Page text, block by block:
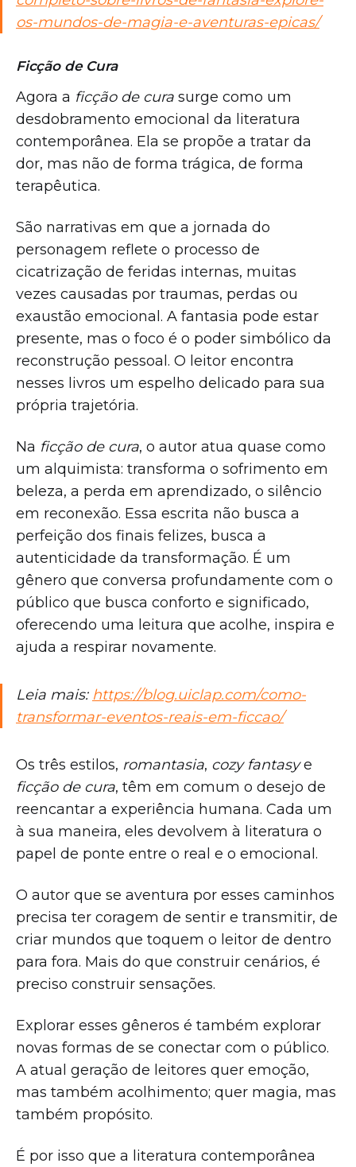
os-mundos-de-magia-e-aventuras-epicas/
Ficção de Cura
Agora a ficção de cura surge como um
desdobramento emocional da literatura
contemporânea. Ela se propõe a tratar da
dor, mas não de forma trágica, de forma
terapêutica.
São narrativas em que a jornada do
personagem reflete o processo de
cicatrização de feridas internas, muitas
vezes causadas por traumas, perdas ou
exaustão emocional. A fantasia pode estar
presente, mas o foco é o poder simbólico da
reconstrução pessoal. O leitor encontra
nesses livros um espelho delicado para sua
própria trajetória.
Na ficção de cura, o autor atua quase como
um alquimista: transforma o sofrimento em
beleza, a perda em aprendizado, o silêncio
em reconexão. Essa escrita não busca a
perfeição dos finais felizes, busca a
autenticidade da transformação. É um
gênero que conversa profundamente com o
público que busca conforto e significado,
oferecendo uma leitura que acolhe, inspira e
ajuda a respirar novamente.
Leia mais: https://blog.uiclap.com/como-
transformar-eventos-reais-em-ficcao/
Os três estilos, romantasia, cozy fantasye
ficção de cura, têm em comum o desejo de
reencantar a experiência humana. Cada um
à sua maneira, eles devolvem à literatura o
papel de ponte entre o real e o emocional.
O autor que se aventura por esses caminhos
precisa ter coragem de sentir e transmitir, de
criar mundos que toquem o leitor de dentro
para fora. Mais do que construir cenários, é
preciso construir sensações.
Explorar esses gêneros é também explorar
novas formas de se conectar com o público.
A atual geração de leitores quer emoção,
mas também acolhimento; quer magia, mas
também propósito.
É por isso que a literatura contemporânea